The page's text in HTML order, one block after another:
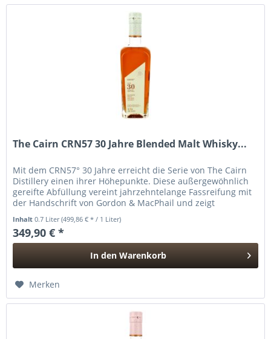
The Cairn CRN57 30 Jahre Blended Malt Whisky...
Mit dem CRN57° 30 Jahre erreicht die Serie von The Cairn
Distillery einen ihrer Höhepunkte. Diese außergewöhnlich
gereifte Abfüllung vereint jahrzehntelange Fassreifung mit
der Handschrift von Gordon & MacPhail und zeigt
Inhalt0.7 Liter(499,86 € * / 1 Liter)
349,90 € *
In den Warenkorb
Merken